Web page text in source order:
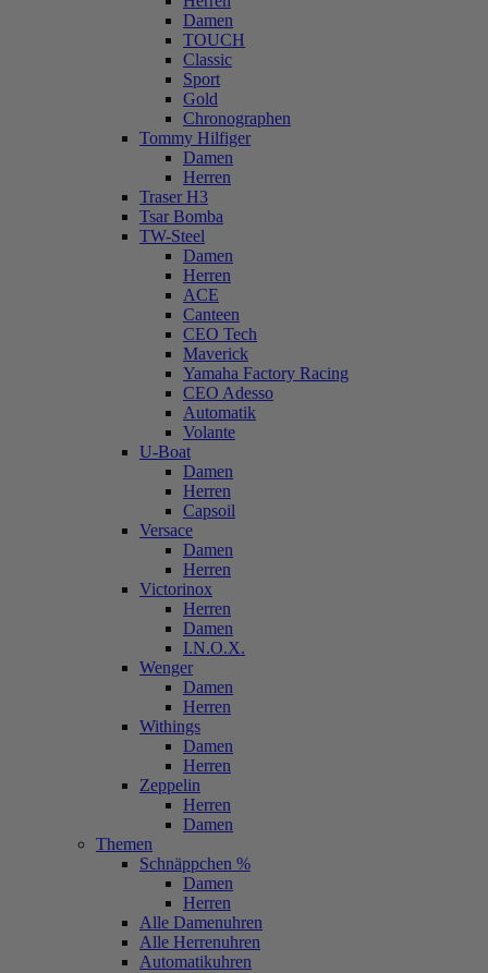
Damen
TOUCH
Classic
Sport
Gold
Chronographen
Tommy Hilfiger
Damen
Herren
Traser H3
Tsar Bomba
TW-Steel
Damen
Herren
ACE
Canteen
CEO Tech
Maverick
Yamaha Factory Racing
CEO Adesso
Automatik
Volante
U-Boat
Damen
Herren
Capsoil
Versace
Damen
Herren
Victorinox
Herren
Damen
I.N.O.X.
Wenger
Damen
Herren
Withings
Damen
Herren
Zeppelin
Herren
Damen
Themen
Schnäppchen %
Damen
Herren
Alle Damenuhren
Alle Herrenuhren
Automatikuhren